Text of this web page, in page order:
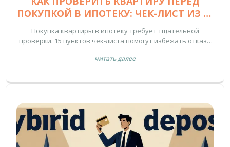
ПОКУПКОЙ В ИПОТЕКУ: ЧЕК-ЛИСТ ИЗ 15
Покупка квартиры в ипотеку требует тщательной
проверки. 15 пунктов чек-листа помогут избежать отказа
проверять в ЕГРН, как избежать перепланировок и почему
читать далее